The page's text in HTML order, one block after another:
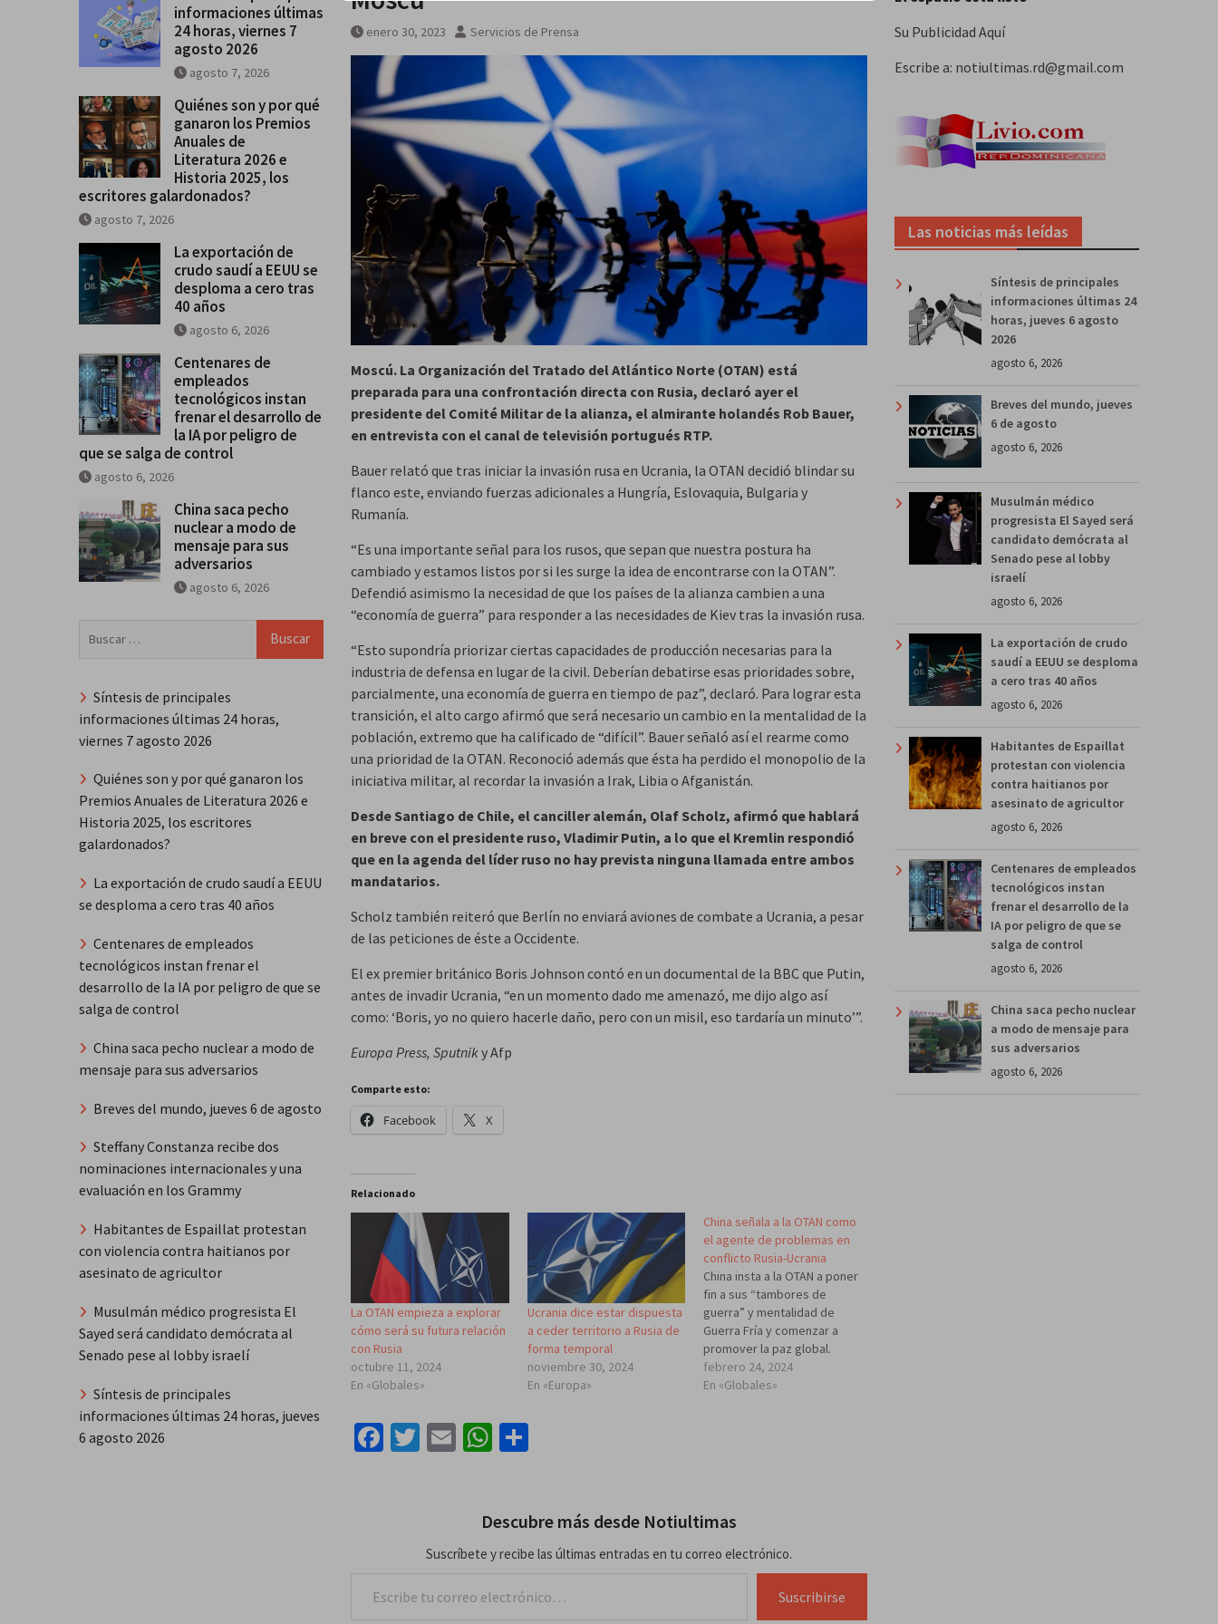
últimas 24 horas, viernes 7 agosto
2026
enero 30, 2023 Servicios de Prensa
Moscú. La Organización del Tratado del Atlántico Norte (OTAN) está
preparada para una confrontación directa con Rusia, declaró ayer el
presidente del Comité Militar de la alianza, el almirante holandés Rob Bauer,
en entrevista con el canal de televisión portugués RTP.
Bauer relató que tras iniciar la invasión rusa en Ucrania, la OTAN decidió blindar su
flanco este, enviando fuerzas adicionales a Hungría, Eslovaquia, Bulgaria y
Rumanía.
“Es una importante señal para los rusos, que sepan que nuestra postura ha
cambiado y estamos listos por si les surge la idea de encontrarse con la OTAN”.
Defendió asimismo la necesidad de que los países de la alianza cambien a una
“economía de guerra” para responder a las necesidades de Kiev tras la invasión rusa.
“Esto supondría priorizar ciertas capacidades de producción necesarias para la
industria de defensa en lugar de la civil. Deberían debatirse esas prioridades sobre,
parcialmente, una economía de guerra en tiempo de paz”, declaró. Para lograr esta
transición, el alto cargo afirmó que será necesario un cambio en la mentalidad de la
población, extremo que ha calificado de “difícil”. Bauer señaló así el rearme como
una prioridad de la OTAN. Reconoció además que ésta ha perdido el monopolio de la
iniciativa militar, al recordar la invasión a Irak, Libia o Afganistán.
Desde Santiago de Chile, el canciller alemán, Olaf Scholz, afirmó que hablará
en breve con el presidente ruso, Vladimir Putin, a lo que el Kremlin respondió
que en la agenda del líder ruso no hay prevista ninguna llamada entre ambos
mandatarios.
Scholz también reiteró que Berlín no enviará aviones de combate a Ucrania, a pesar
de las peticiones de éste a Occidente.
El ex premier británico Boris Johnson contó en un documental de la BBC que Putin,
antes de invadir Ucrania, “en un momento dado me amenazó, me dijo algo así
como: ‘Boris, yo no quiero hacerle daño, pero con un misil, eso tardaría un minuto’”.
Europa Press, Sputniky Afp
Comparte esto:
Facebook X
Relacionado
La OTAN empieza a explorar
cómo será su futura relación
con Rusia
octubre 11, 2024
En «Globales»
Ucrania dice estar dispuesta
a ceder territorio a Rusia de
forma temporal
noviembre 30, 2024
En «Europa»
China señala a la OTAN como
el agente de problemas en
conflicto Rusia-Ucrania
China insta a la OTAN a poner
fin a sus “tambores de
guerra” y mentalidad de
Guerra Fría y comenzar a
promover la paz global.
“Alentamos a la OTAN a que
haga un examen de
febrero 24, 2024
En «Globales»
Facebook
Twitter
EmailWhatsApp
Descubre más desde Notiultimas
Suscríbete y recibe las últimas entradas en tu correo electrónico.
Suscribirse
Su Publicidad Aquí
Escribe a: notiultimas.rd@gmail.com
Las noticias más leídas
Síntesis de principales
informaciones últimas 24
horas, jueves 6 agosto
2026
agosto 6, 2026
Breves del mundo, jueves
6 de agosto
agosto 6, 2026
Musulmán médico
progresista El Sayed será
candidato demócrata al
Senado pese al lobby
israelí
agosto 6, 2026
La exportación de crudo
saudí a EEUU se desploma
a cero tras 40 años
agosto 6, 2026
Habitantes de Espaillat
protestan con violencia
contra haitianos por
asesinato de agricultor
agosto 6, 2026
Centenares de empleados
tecnológicos instan
frenar el desarrollo de la
IA por peligro de que se
salga de control
agosto 6, 2026
China saca pecho nuclear
a modo de mensaje para
sus adversarios
agosto 6, 2026
informaciones últimas
24 horas, viernes 7
agosto 2026
agosto 7, 2026
Quiénes son y por qué
ganaron los Premios
Anuales de
Literatura 2026 e
Historia 2025, los
escritores galardonados?
agosto 7, 2026
La exportación de
crudo saudí a EEUU se
desploma a cero tras
40 años
agosto 6, 2026
Centenares de
empleados
tecnológicos instan
frenar el desarrollo de
la IA por peligro de
que se salga de control
agosto 6, 2026
China saca pecho
nuclear a modo de
mensaje para sus
adversarios
agosto 6, 2026
Síntesis de principales
informaciones últimas 24 horas,
viernes 7 agosto 2026
Quiénes son y por qué ganaron los
Premios Anuales de Literatura 2026 e
Historia 2025, los escritores
galardonados?
La exportación de crudo saudí a EEUU
se desploma a cero tras 40 años
Centenares de empleados
tecnológicos instan frenar el
desarrollo de la IA por peligro de que se
salga de control
China saca pecho nuclear a modo de
mensaje para sus adversarios
Breves del mundo, jueves 6 de agosto
Steffany Constanza recibe dos
nominaciones internacionales y una
evaluación en los Grammy
Habitantes de Espaillat protestan
con violencia contra haitianos por
asesinato de agricultor
Musulmán médico progresista El
Sayed será candidato demócrata al
Senado pese al lobby israelí
Síntesis de principales
informaciones últimas 24 horas, jueves
6 agosto 2026